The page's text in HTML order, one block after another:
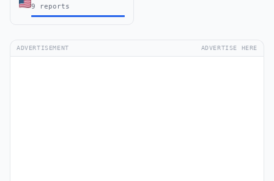
9 reports
ADVERTISEMENT ADVERTISE HERE